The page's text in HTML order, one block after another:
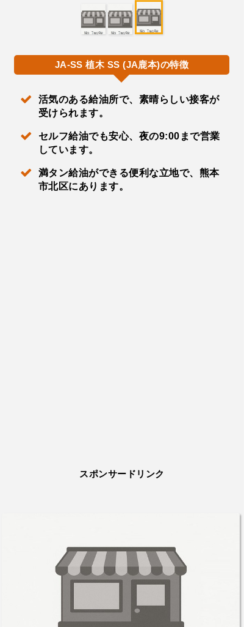
JA-SS 植木 SS (JA鹿本)の特徴
活気のある給油所で、素晴らしい接客が
受けられます。
セルフ給油でも安心、夜の9:00まで営業
しています。
満タン給油ができる便利な立地で、熊本
市北区にあります。
スポンサードリンク